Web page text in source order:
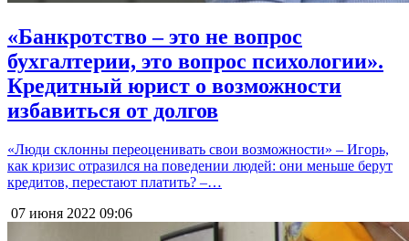
«Банкротство – это не вопрос
бухгалтерии, это вопрос психологии».
Кредитный юрист о возможности
избавиться от долгов
«Люди склонны переоценивать свои возможности» – Игорь,
как кризис отразился на поведении людей: они меньше берут
кредитов, перестают платить? –…
07 июня 2022 09:06